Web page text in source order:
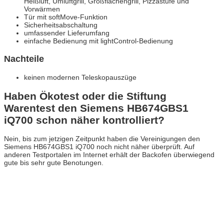
Vorwärmen
Tür mit softMove-Funktion
Sicherheitsabschaltung
umfassender Lieferumfang
einfache Bedienung mit lightControl-Bedienung
Nachteile
keinen modernen Teleskopauszüge
Haben Ökotest oder die Stiftung
Warentest den Siemens HB674GBS1
iQ700 schon näher kontrolliert?
Nein, bis zum jetzigen Zeitpunkt haben die Vereinigungen den
Siemens HB674GBS1 iQ700 noch nicht näher überprüft. Auf
anderen Testportalen im Internet erhält der Backofen überwiegend
gute bis sehr gute Benotungen.